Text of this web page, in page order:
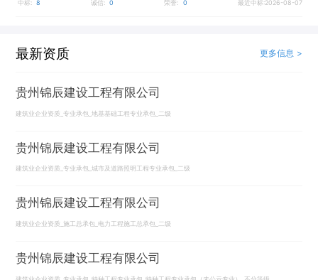
中标: 8 诚信: 0 荣誉: 0 最近中标:2026-08-07
最新资质 更多信息 >
贵州锦辰建设工程有限公司
建筑业企业资质_专业承包_地基基础工程专业承包_二级
贵州锦辰建设工程有限公司
建筑业企业资质_专业承包_城市及道路照明工程专业承包_二级
贵州锦辰建设工程有限公司
建筑业企业资质_施工总承包_电力工程施工总承包_二级
贵州锦辰建设工程有限公司